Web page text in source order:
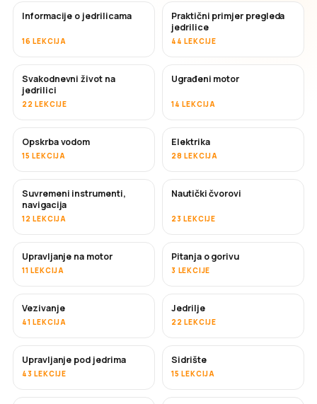
Informacije o jedrilicama
16 LEKCIJA
Praktični primjer pregleda
jedrilice
44 LEKCIJE
Svakodnevni život na
jedrilici
22 LEKCIJE
Ugrađeni motor
14 LEKCIJA
Opskrba vodom
15 LEKCIJA
Elektrika
28 LEKCIJA
Suvremeni instrumenti,
navigacija
12 LEKCIJA
Nautički čvorovi
23 LEKCIJE
Upravljanje na motor
11 LEKCIJA
Pitanja o gorivu
3 LEKCIJE
Vezivanje
41 LEKCIJA
Jedrilje
22 LEKCIJE
Upravljanje pod jedrima
43 LEKCIJE
Sidrište
15 LEKCIJA